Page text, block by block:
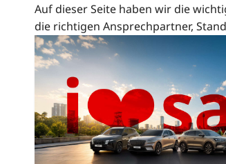
Auf dieser Seite haben wir die
die richtigen Ansprechpartner,